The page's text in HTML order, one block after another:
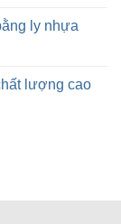
ly nhựa
lượng cao